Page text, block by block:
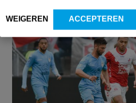
WEIGEREN ACCEPTEREN